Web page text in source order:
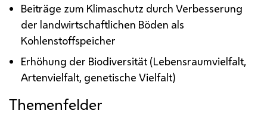
Beiträge zum Klimaschutz durch Verbesserung
der landwirtschaftlichen Böden als
Kohlenstoffspeicher
Erhöhung der Biodiversität (Lebensraumvielfalt,
Artenvielfalt, genetische Vielfalt)
Themenfelder